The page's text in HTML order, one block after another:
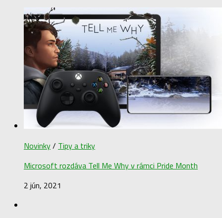
Novinky/ Tipy a triky
Microsoft rozdáva Tell Me Why v rámci Pride Month
2 jún, 2021